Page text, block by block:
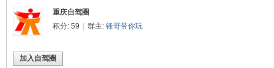
重庆自驾圈
积分: 59
群主: 锋哥带你玩
加入自驾圈